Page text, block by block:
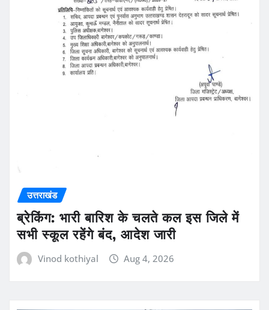
उत्तराखंड
ब्रेकिंग: भारी बारिश के चलते कल इस जिले में
सभी स्कूल रहेंगे बंद, आदेश जारी
Vinod kothiyal Aug 4, 2026